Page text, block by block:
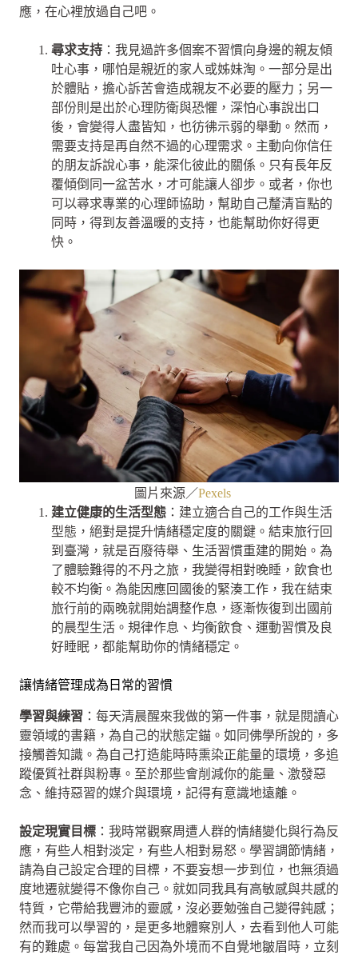
應，在心裡放過自己吧。
尋求支持 ：我見過許多個案不習慣向身邊的親友傾
吐心事，哪怕是親近的家人或姊妹淘。一部分是出
於體貼，擔心訴苦會造成親友不必要的壓力；另一
部份則是出於心理防衛與恐懼，深怕心事說出口
後，會變得人盡皆知，也彷彿示弱的舉動。然而，
需要支持是再自然不過的心理需求。主動向你信任
的朋友訴說心事，能深化彼此的關係。只有長年反
覆傾倒同一盆苦水，才可能讓人卻步。或者，你也
可以尋求專業的心理師協助，幫助自己釐清盲點的
同時，得到友善溫暖的支持，也能幫助你好得更
快。
圖片來源／Pexels
建立健康的生活型態 ：建立適合自己的工作與生活
型態，絕對是提升情緒穩定度的關鍵。結束旅行回
到臺灣，就是百廢待舉、生活習慣重建的開始。為
了體驗難得的不丹之旅，我變得相對晚睡，飲食也
較不均衡。為能因應回國後的緊湊工作，我在結束
旅行前的兩晚就開始調整作息，逐漸恢復到出國前
的晨型生活。規律作息、均衡飲食、運動習慣及良
好睡眠，都能幫助你的情緒穩定。
讓情緒管理成為日常的習慣
學習與練習 ：每天清晨醒來我做的第一件事，就是閱讀心
靈領域的書籍，為自己的狀態定錨。如同佛學所說的，多
接觸善知識。為自己打造能時時熏染正能量的環境，多追
蹤優質社群與粉專。至於那些會削減你的能量、激發惡
念、維持惡習的媒介與環境，記得有意識地遠離。
設定現實目標 ：我時常觀察周遭人群的情緒變化與行為反
應，有些人相對淡定，有些人相對易怒。學習調節情緒，
請為自己設定合理的目標，不要妄想一步到位，也無須過
度地遷就變得不像你自己。就如同我具有高敏感與共感的
特質，它帶給我豐沛的靈感，沒必要勉強自己變得鈍感；
然而我可以學習的，是更多地體察別人，去看到他人可能
有的難處。每當我自己因為外境而不自覺地皺眉時，立刻